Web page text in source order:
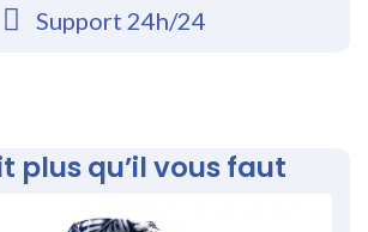
Support 24h/24
plus qu’il vous faut